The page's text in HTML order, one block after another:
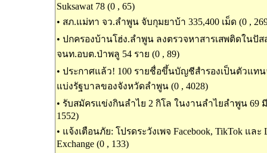
Suksawat 78 (0 , 65)
• สภ.แม่ทา จว.ลำพูน จับกุมยาบ้า 335,400 เม็ด (0 ,
• ปกครองบ้านโฮ่ง.ลำพูน ลงตรวจหาสารเสพติดในปัส
จนท.อบต.ป่าพลู 54 ราย (0 , 89)
• ประกาศแล้ว! 100 รายชื่อขึ้นบัญชีสำรองเป็นตัวแท
แบ่งรัฐบาลของจังหวัดลำพูน (0 , 4028)
• รับสมัครแข่งกินลำไย 2 กิโล ในงานลำไยลำพูน 69 มี
1552)
• แจ้งเตือนภัย: โปรดระวังเพจ Facebook, TikTok และ
Exchange (0 , 133)